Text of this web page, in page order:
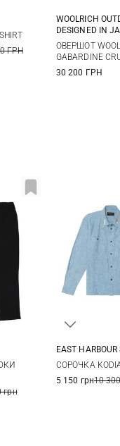
ГРН
M L
WOOLRICH
DESIGNED IN
ОВЕРШОТ
GABARDINE
30 200 ГРН
грн
EAST HARBOUR
СОРОЧКА
5 150 грн10